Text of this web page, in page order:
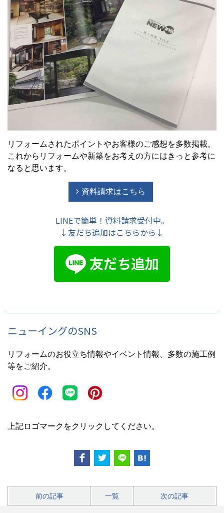
リフォームされたポイントやお客様のご感想を多数掲載。
これからリフォームや新築をお考えの方にはきっと参考に
なると思います。
資料請求はこちら
LINEで簡単！資料請求受付中。
↓友だち追加はこちらから↓
ニューイングのSNS
リフォームのお役立ち情報やイベント情報、多数の施工例
等をご紹介。
上記ロゴマークをクリックしてください。
前の記事 一覧 次の記事